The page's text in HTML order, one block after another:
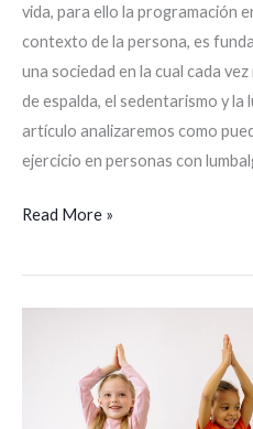
vida, para ello la programación
contexto de la persona, es
una sociedad en la cual cada
de espalda, el sedentarismo y la
artículo analizaremos como
ejercicio en personas con
Read More »
entrenamiento